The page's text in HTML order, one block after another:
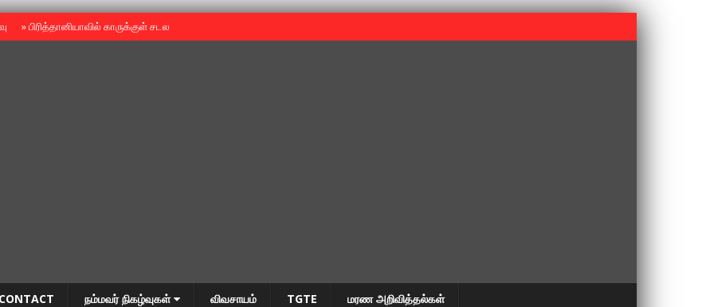
»பிரித்தானியாவில் காருக்குள் சடலம் -தமிழருடையதா ?
நம்மவர் நிகழ்வுகள் விவசாயம் TGTE மரண அறிவித்தல்கள்